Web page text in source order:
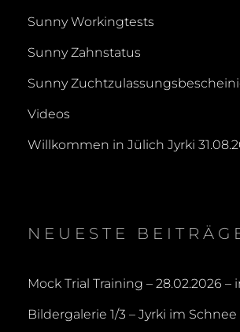
Sunny Workingtests
Sunny Zahnstatus
Sunny
Videos
Willkommen in Jülich Jyrki
NEUESTE
Mock Trial Training – 28.02.2026 –
Bildergalerie 1/3 – Jyrki im Schnee